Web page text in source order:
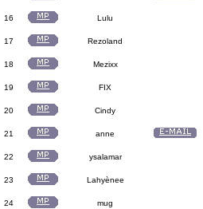
16 Lulu
17 Rezoland
18 Mezixx
19 FIX
20 Cindy
21 anne
22 ysalamar
23 Lahyènee
24 mug